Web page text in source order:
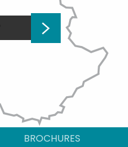
BROCHURES